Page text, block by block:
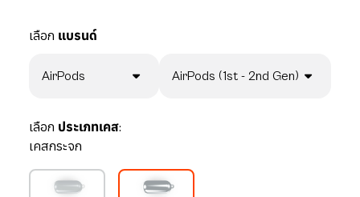
เลือก แบรนด์
AirPods AirPods (1st - 2nd Gen)
เลือก ประเภทเคส:
เคสกระจก